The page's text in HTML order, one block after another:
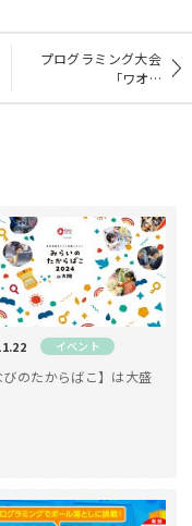
プログラミング大会
「ワオ…
イベント
びのたからばこ】は大盛